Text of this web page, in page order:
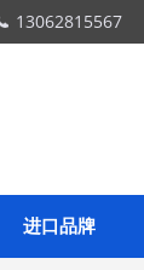
13062815567
进口品牌